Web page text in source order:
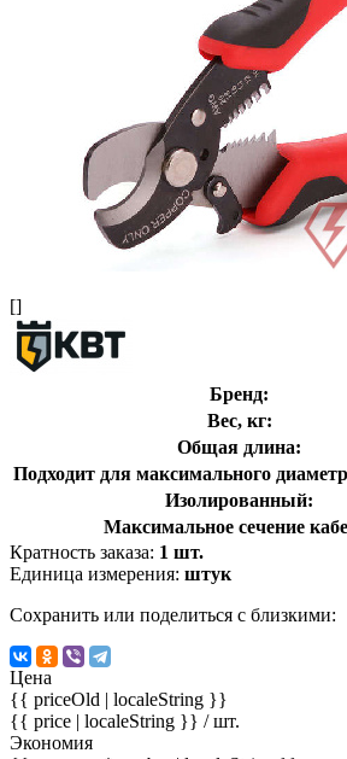
[]
Бренд:
Вес, кг:
Общая длина:
Подходит для максимального
Изолированный:
Максимальное сечение
Кратность заказа: 1 шт.
Единица измерения: штук
Сохранить или поделиться с близкими:
Цена
{{ priceOld | localeString }}
{{ price | localeString }} / шт.
Экономия